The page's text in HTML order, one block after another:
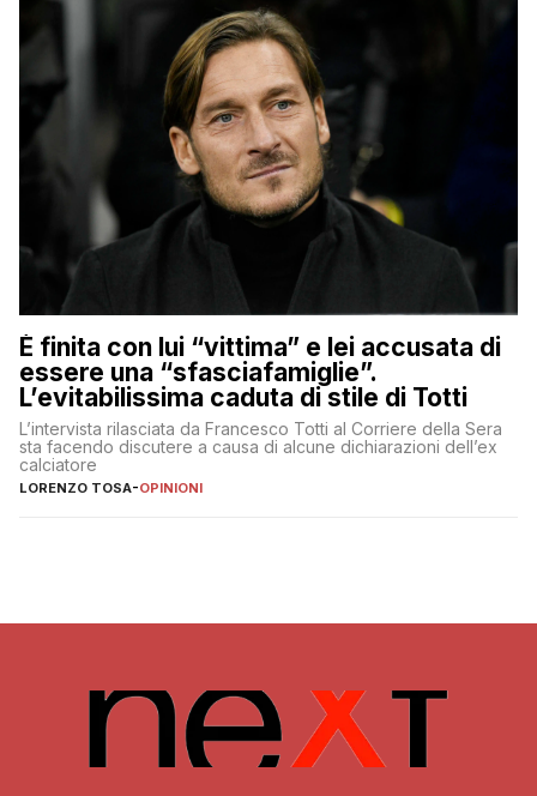
È finita con lui “vittima” e lei accusata di
essere una “sfasciafamiglie”.
L’evitabilissima caduta di stile di Totti
L’intervista rilasciata da Francesco Totti al Corriere della Sera
sta facendo discutere a causa di alcune dichiarazioni dell’ex
calciatore
LORENZO TOSA-OPINIONI